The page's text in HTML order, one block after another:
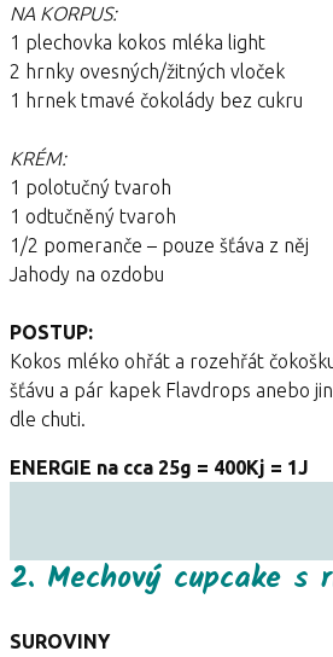
NA KORPUS:
1 plechovka kokos mléka light
2 hrnky ovesných/žitných vloček
1 hrnek tmavé čokolády bez cukru
KRÉM:
1 polotučný tvaroh
1 odtučněný tvaroh
1/2 pomeranče – pouze šťáva z něj
Jahody na ozdobu
POSTUP:
Kokos mléko ohřát a rozehřát
šťávu a pár kapek Flavdrops anebo
dle chuti.
ENERGIE na cca 25g = 400Kj = 1J
2. Mechový cupcake
SUROVINY